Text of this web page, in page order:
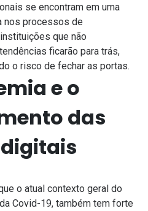
se encontram em uma
nos processos de
que não
ficarão para trás,
o risco de fechar as portas.
e o
das
o atual contexto geral do
Covid-19, também tem forte